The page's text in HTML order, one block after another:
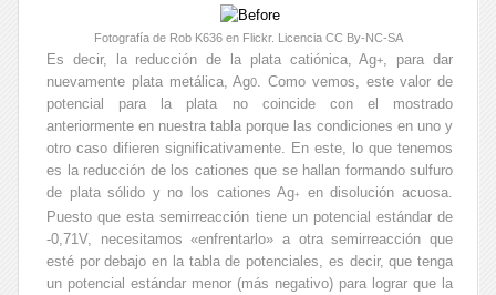
Fotografía de Rob K636 en Flickr. Licencia CC By-NC-SA
Es decir, la reducción de la plata catiónica, Ag+
, para dar
nuevamente plata metálica, Ag0
. Como vemos, este valor de
potencial para la plata no coincide con el mostrado
anteriormente en nuestra tabla porque las condiciones en uno y
otro caso difieren significativamente. En este, lo que tenemos
es la reducción de los cationes que se hallan formando sulfuro
de plata sólido y no los cationes Ag+
en disolución acuosa.
Puesto que esta semirreacción tiene un potencial estándar de
-0,71V, necesitamos «enfrentarlo» a otra semirreacción que
esté por debajo en la tabla de potenciales, es decir, que tenga
un potencial estándar menor (más negativo) para lograr que la